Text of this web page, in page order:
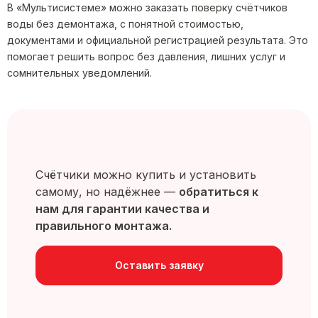
В «Мультисистеме» можно заказать поверку счётчиков
воды без демонтажа, с понятной стоимостью,
документами и официальной регистрацией результата. Это
помогает решить вопрос без давления, лишних услуг и
сомнительных уведомлений.
Счётчики можно купить и установить
самому, но надёжнее — обратиться к
нам для гарантии качества и
правильного монтажа.
Оставить заявку